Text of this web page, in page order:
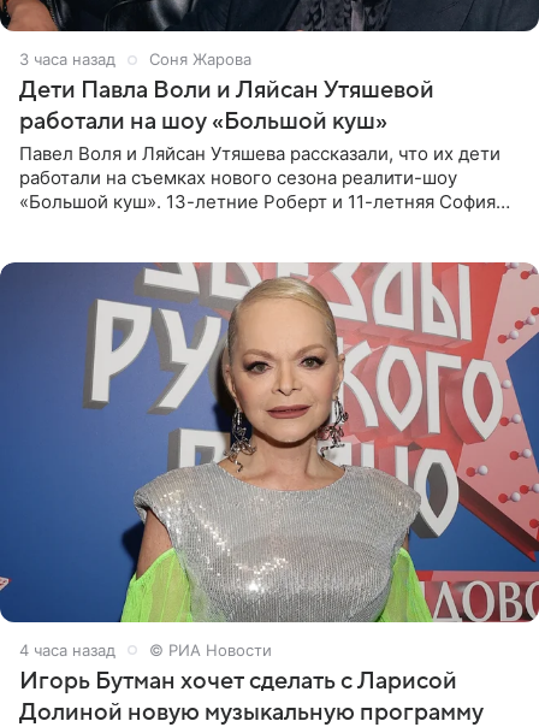
3 часа назад Соня Жарова
Дети Павла Воли и Ляйсан Утяшевой
работали на шоу «Большой куш»
Павел Воля и Ляйсан Утяшева рассказали, что их дети
работали на съемках нового сезона реалити-шоу
«Большой куш». 13-летние Роберт и 11-летняя София
4 часа назад © РИА Новости
Игорь Бутман хочет сделать с Ларисой
Долиной новую музыкальную программу